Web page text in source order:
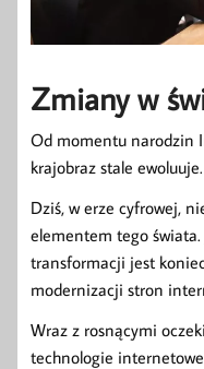
Zmiany w
Od momentu narodzin
krajobraz stale ewoluuje.
Dziś, w erze cyfrowej,
elementem tego
transformacji jest
modernizacji stron
Wraz z rosnącymi
technologie